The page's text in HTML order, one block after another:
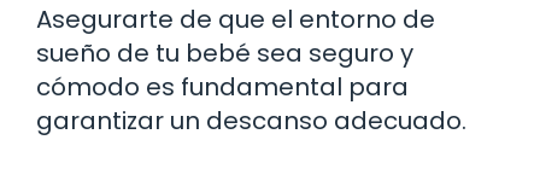
Asegurarte de que el entorno de
sueño de tu bebé sea seguro y
cómodo es fundamental para
garantizar un descanso adecuado.